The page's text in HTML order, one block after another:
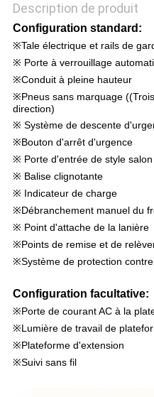
Description de produit
Configuration standard:
※Tale électrique et rails de
※ Porte à verrouillage
※Conduit à pleine hauteur
※Pneus sans marquage
direction)
※ Système de descente
※Bouton d'arrêt d'urgence
※ Porte d'entrée de style
※ Balise clignotante
※ Indicateur de charge
※Débranchement manuel du
※ Point d'attache de la lanière
※Points de remise et de
※Système de protection
Configuration facultative:
※Porte de courant AC à la
※Lumière de travail de
※Plateforme d'extension
※Suivi sans fil